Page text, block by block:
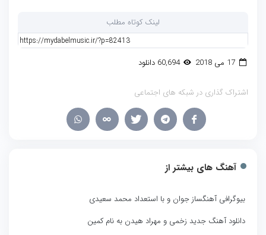
لینک کوتاه مطلب
17 می 2018 60,694 دانلود
اشتراک گذاری در شبکه های اجتماعی
آهنگ های بیشتر از
بیوگرافی آهنگساز جوان و با استعداد محمد سعیدی
دانلود آهنگ جدید زخمی و مهراد هیدن به نام کمین